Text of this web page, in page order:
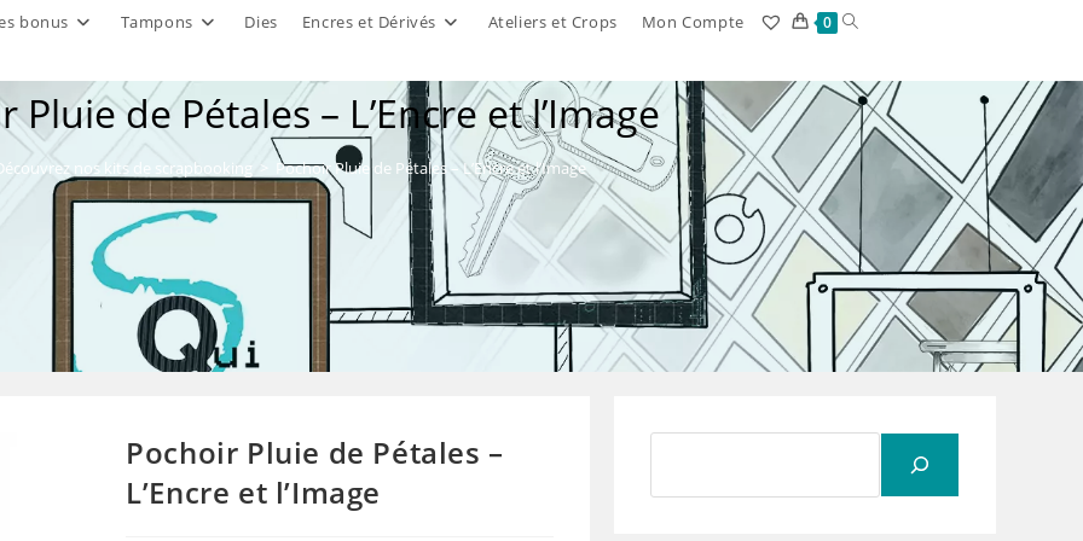
bonus Tampons Dies Encres et Dérivés Ateliers et Crops Mon Compte 0 Toggle
search
Pluie de Pétales – L’Encre et l’Image
nos kits de scrapbooking > Pochoir Pluie de Pétales – L’Encre et l’Image
Pochoir Pluie de Pétales –
L’Encre et l’Image